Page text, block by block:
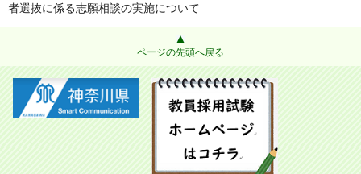
者選抜に係る志願相談の実施について
ページの先頭へ戻る